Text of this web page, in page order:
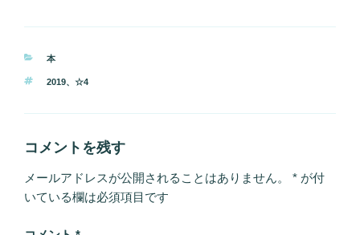
カ
ゴ
ー
本
タ
2019、 ☆4
コメントを残す
メールアドレスが公開されることはありません。 * が付
いている欄は必須項目です